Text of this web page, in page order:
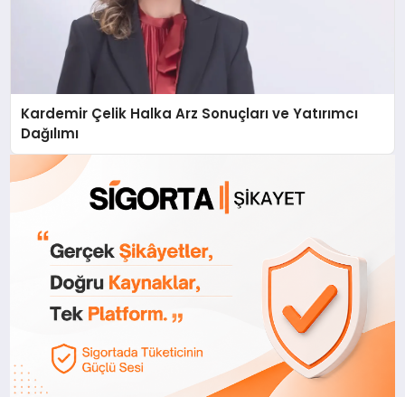
Kardemir Çelik Halka Arz Sonuçları ve Yatırımcı
Dağılımı